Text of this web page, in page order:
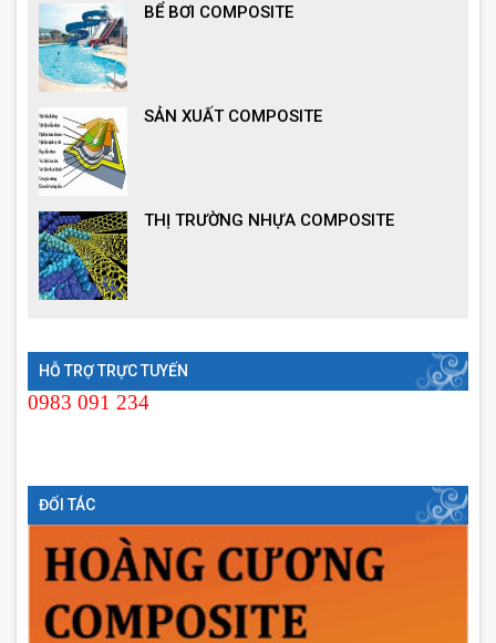
BỂ BƠI COMPOSITE
SẢN XUẤT COMPOSITE
THỊ TRƯỜNG NHỰA COMPOSITE
HỖ TRỢ TRỰC TUYẾN
0983 091 234
ĐỐI TÁC